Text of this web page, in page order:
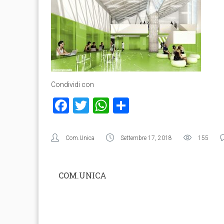
Condividi con
Facebook
TwitterWhatsApp
Com.Unica Settembre 17, 2018 155
COM.UNICA